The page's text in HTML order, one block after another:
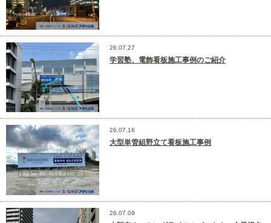
26.07.27
学習塾、電飾看板施工事例のご紹介
26.07.16
大型単管組野立て看板施工事例
26.07.09